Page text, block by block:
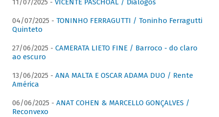
11/07/2025 - VICENTE PASCHOAL / Diálogos
04/07/2025 - TONINHO FERRAGUTTI / Toninho Ferragutti
Quinteto
27/06/2025 - CAMERATA LIETO FINE / Barroco - do claro
ao escuro
13/06/2025 - ANA MALTA E OSCAR ADAMA DUO / Rente
América
06/06/2025 - ANAT COHEN & MARCELLO GONÇALVES /
Reconvexo